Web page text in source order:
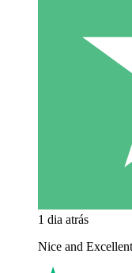
1 dia atrás
Nice and